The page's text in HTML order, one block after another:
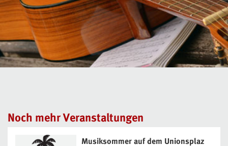
Noch mehr Veranstaltungen
Musiksommer auf dem Unionsplaz